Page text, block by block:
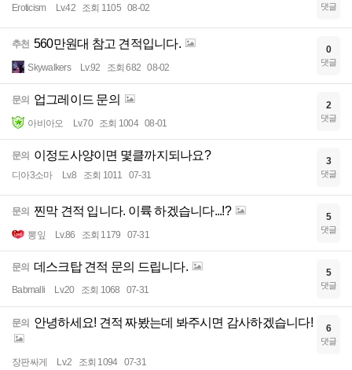
Eroticism Lv.42 조회 1105 08-02 댓글
추천 560만원대 참고 견적입니다.
Skywalkers Lv.92 조회 682 08-02
0
댓글
문의 업그레이드 문의
아비아오 Lv.70 조회 1004 08-01
2
댓글
문의 이정도사양이면 몇클까지되나요?
디아3소마 Lv.8 조회 1011 07-31
3
댓글
문의 찐막 견적 입니다. 이륙 하겠습니다...!?
뽕잎 Lv.86 조회 1179 07-31
5
댓글
문의 데스크탑 견적 문의 드립니다.
Babmalli Lv.20 조회 1068 07-31
5
댓글
문의 안녕하세요! 견적 짜봤는데 봐주시면 감사하겠습니다!
장판싸게 Lv.2 조회 1094 07-31
6
댓글